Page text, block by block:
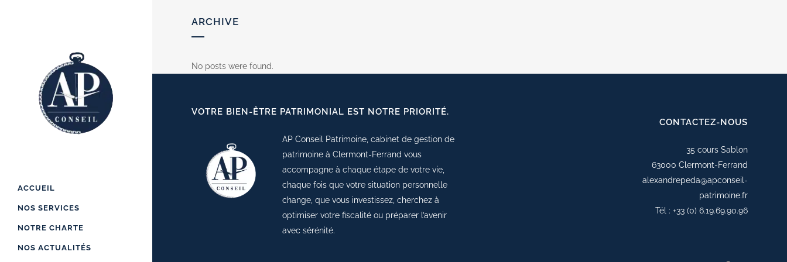
ACCUEIL
NOS SERVICES
NOTRE CHARTE
NOS ACTUALITÉS
ARCHIVE
No posts were found.
VOTRE BIEN-ÊTRE PATRIMONIAL EST NOTRE PRIORITÉ.
AP Conseil Patrimoine, cabinet de gestion de
patrimoine à Clermont-Ferrand vous
accompagne à chaque étape de votre vie,
chaque fois que votre situation personnelle
change, que vous investissez, cherchez à
optimiser votre fiscalité ou préparer l’avenir
avec sérénité.
CONTACTEZ-NOUS
35 cours Sablon
63000 Clermont-Ferrand
alexandrepeda@apconseil-
patrimoine.fr
Tél : +33 (0) 6.19.69.90.96